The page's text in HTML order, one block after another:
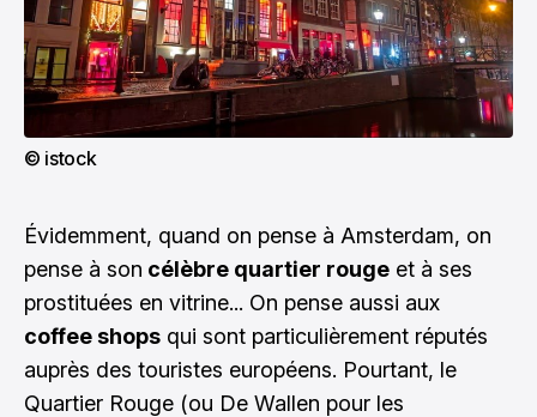
© istock
Évidemment, quand on pense à Amsterdam, on
pense à son célèbre quartier rouge et à ses
prostituées en vitrine... On pense aussi aux
coffee shops qui sont particulièrement réputés
auprès des touristes européens. Pourtant, le
Quartier Rouge (ou De Wallen pour les